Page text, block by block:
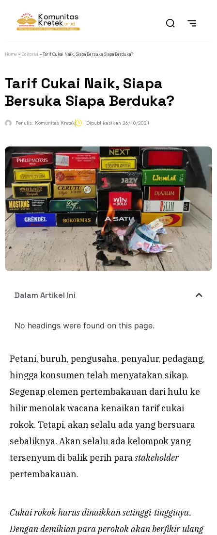
Home » Editorial »Tarif Cukai Naik, Siapa Bersuka Siapa Berduka?
Tarif Cukai Naik, Siapa
Bersuka Siapa Berduka?
Penulis: Komunitas Kretek Dipublikasikan 26/10/2021
Dalam Artikel Ini
No headings were found on this page.
Petani, buruh, pengusaha, penyalur, pedagang,
hingga konsumen telah menyatakan sikap.
Segenap elemen pertembakauan dari hulu ke
hilir menolak wacana kenaikan tarif cukai
rokok. Tetapi, akan selalu ada yang bersuara
sebaliknya. Akan selalu ada kelompok yang
tersenyum di balik perih parastakeholder
pertembakauan.
Cukai rokok harus dinaikkan setinggi-tingginya.
Dengan demikian para perokok akan berfikir ulang